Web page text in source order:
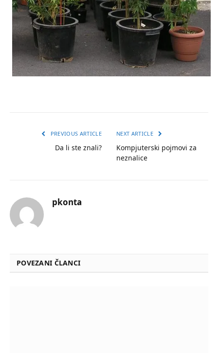
PREVIOUS ARTICLE
Da li ste znali?
NEXT ARTICLE
Kompjuterski pojmovi za
neznalice
pkonta
POVEZANI ČLANCI